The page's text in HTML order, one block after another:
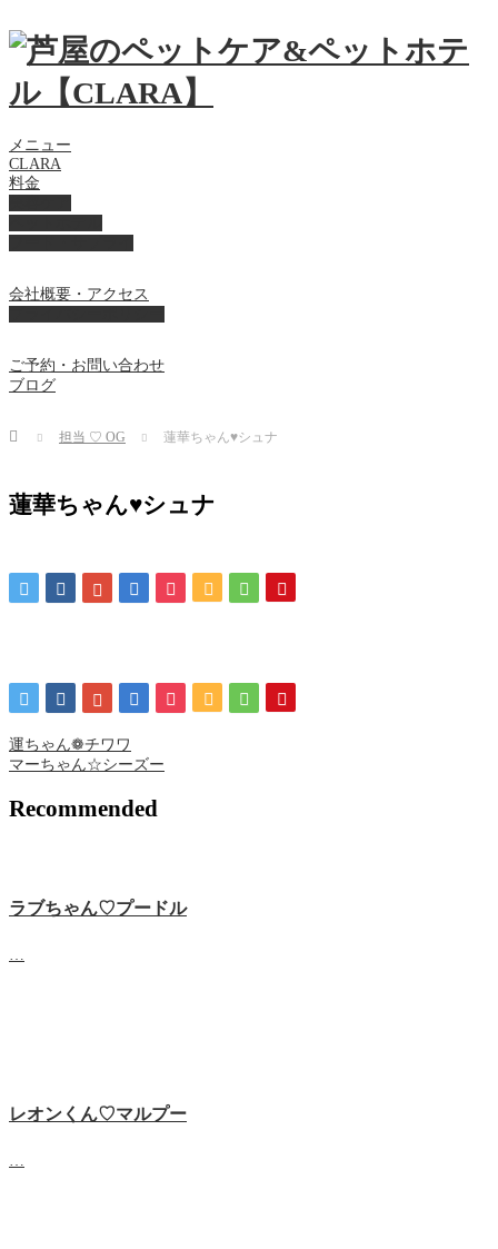
メニュー
CLARA
料金
会社概要・アクセス
ご予約・お問い合わせ
ブログ
Home 担当 ♡ OG 蓮華ちゃん♥シュナ
蓮華ちゃん♥シュナ
運ちゃん❁ チワワ
マーちゃん☆シーズー
Recommended
ラブちゃん♡プードル
レオンくん♡マルプー